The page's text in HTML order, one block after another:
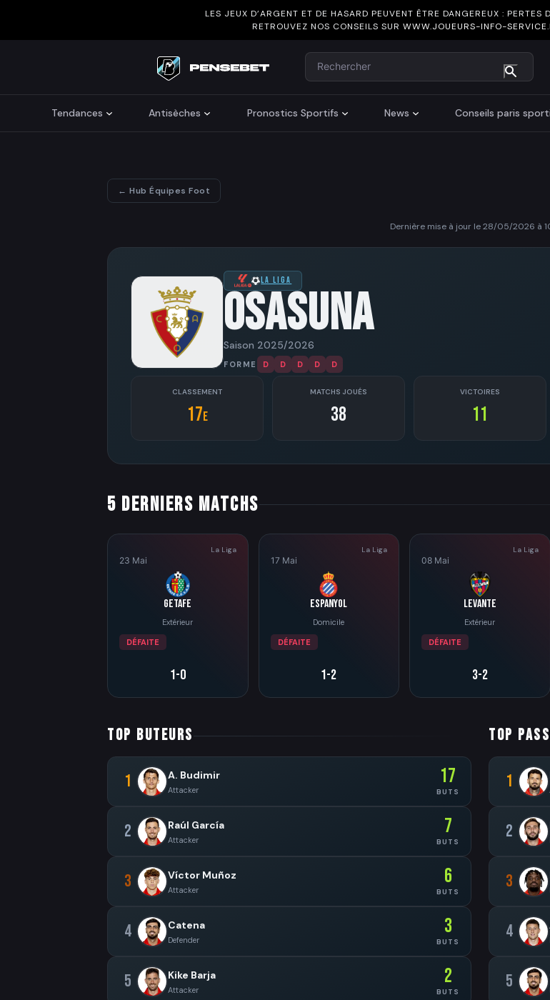
LES JEUX D’ARGENT ET DE HASARD PEUVENT ÊTRE DANGEREUX :
RETROUVEZ NOS CONSEILS SUR WWW.JOUEURS-INFO-
Rechercher
Search
Tendances Antisèches Pronostics Sportifs News Conseils paris
← Hub Équipes Foot
Dernière mise à jour le 28/05/2026 à
LA LIGA
OSASUNA
Saison 2025/2026
FORME D D D D D
CLASSEMENT
17e
MATCHS JOUÉS
38
VICTOIRES
11
5 derniers matchs
23 Mai
La Liga
Getafe
Extérieur
DÉFAITE
1-0
17 Mai
La Liga
Espanyol
Domicile
DÉFAITE
1-2
08 Mai
La Liga
Levante
Extérieur
DÉFAITE
3-2
TOP BUTEURS
1 A. Budimir
Attacker
17
BUTS
2 Raúl García
Attacker
7
BUTS
3 Víctor Muñoz
Attacker
6
BUTS
4 Catena
Defender
3
BUTS
5 Kike Barja
Attacker
2
BUTS
TOP
1
2
3
4
5